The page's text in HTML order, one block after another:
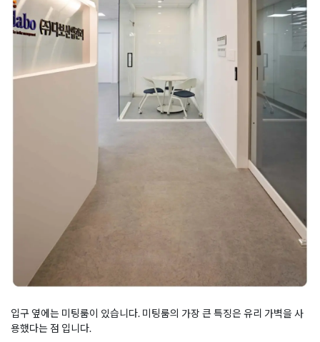
입구 옆에는 미팅룸이 있습니다. 미팅룸의 가장 큰 특징은 유리 가벽을 사
용했다는 점 입니다.